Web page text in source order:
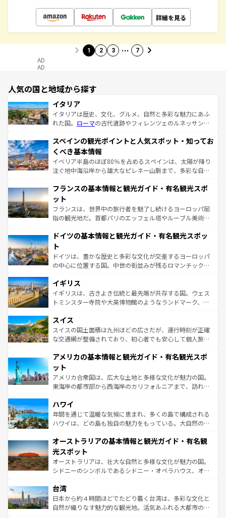
詳細を見る
1 2 3 … 7
AD
AD
人気の国と地域から探す
イタリア
イタリアは歴史、文化、グルメ、自然と多彩な魅力にあふ
れた国。 ローマの古代遺跡やフィレンツェのルネッサンス
ろん、トスカーナの美しい田園風景やアマルフィ海岸の絶
景など、自然景観も見逃せない。観光の合間には、本場の
ピザやパスタなど、絶品のイタリア料理を堪能することも
できる。朝目覚めてから夜眠るまで、すべての瞬間を楽し
なお、新着のイタリア情報はコンテンツ一覧を参照してほ
しい。
スペインの観光ポイントと人気スポット・知ってお
くべき基本情報
イベリア半島のほぼ80％を占めるスペインは、太陽が降り
注ぐ地中海沿岸から雄大なピレネー山脈まで、多彩な自然
文化が根付くこの国では、情熱的なフラメンコ、熱気あふ
れる闘牛、そして美味しいタパスが生活の一部となってい
る。首都マドリードの洗練された雰囲気や、バルセロナの
アートに溢れた街角から、地方では古代ローマ遺跡や中世
せる。地方によって風土や気候が異なるスペインはその個
ンテンツ一覧 を参照してほしい。
フランスの基本情報と観光ガイド・有名観光スポ
ット
フランスは、世界中の旅行者を魅了し続けるヨーロッパ屈
指の観光地だ。首都パリのエッフェル塔やルーブル美術館
で、幅広い魅力が詰まっている。華麗な宮殿、歴史的な大
聖堂、美しいビーチ、そして豊かな自然が、訪れる者を心
から魅了する。また、フランスは美食の国としても知ら
れ、フランス料理はユネスコ無形文化遺産にも登録されて
香り高いラベンダー畑など、多彩な楽しみ方が可能だ。さ
らに、パリ以外の地域にも魅力が溢れており、どの街角に
も豊かな歴史と文化が息づいている。パリ以外の個性あふ
を参照してほしい。
ドイツの基本情報と観光ガイド・有名観光スポッ
ト
ドイツは、豊かな歴史と多彩な文化が交差するヨーロッパ
の中心に位置する国。中世の街並みが残るロマンチック街
顔を持つこの国は、どこを歩いても飽きることがない。ベ
ルリンの文化的活気、バイエルン州のアルプスの絶景、そ
してライン川沿いのワイン畑といった風景は必見。ビール
は、お酒好きな人にはぜひ体験してほしい。 なお、新着の
ドイツ情報はコンテンツ一覧を参照してほしい。
イギリス
イギリスは、古きよき伝統と最先端が共存する国。ウェス
トミンスター寺院や大英博物館のようなランドマーク、歴
リアごとに異なる魅力がある。また、優雅なアフタヌーン
ティー、ビール好きにはたまらない英国パブ、サッカー観
戦など、本場だからこそできる体験も豊富。イギリスを旅
ンツ一覧を参照してほしい。
スイス
スイスの国土面積は九州ほどの広さだが、運行時刻が正確
な交通網が整備されており、初心者でも安心して個人旅行
の建物がそのまま残る町や、スイスならではのユニークな
博物館もあり、アルプス観光だけでなく町歩きも満喫する
ことができる。国民の所得が高いため物価も高いが、旅行
者向けの交通パス提供のサービスもあり、うまく活用すれ
着のスイス情報は
アメリカの基本情報と観光ガイド・有名観光スポ
ット
アメリカ合衆国は、広大な土地と多様な文化が魅力の国。
東海岸の都市部から西海岸のカリフォルニアまで、訪れる
のような巨大都市は、観光、ショッピング、エンターテイ
ンメントが詰まった刺激的なスポットだ。一方、アメリカ
西部には大自然が広がり、グランドキャニオンやイエロー
部のニューオーリンズでは、音楽と美食が融合した独特の
文化が魅力。旅行者はアメリカの各地域で異なる魅力を楽
しみながら、その多様性と豊かな歴史を感じることができ
るだろう。車でのロードトリップや列車の旅も、アメリカ
情報は
ハワイ
年間を通じて温暖な気候に恵まれ、多くの島で構成される
ハワイは、どの島も独自の魅力をもっている。大自然の神
ワイ島は見逃せない。また、定番の観光地といえばオアフ
島だが、静かな自然を求めるならマウイ島やカウアイ島が
おすすめ。エメラルドグリーンに輝く海をはじめ、豊かな
文化や歴史が息づいている。「アロハスピリット」と呼ば
人々、おいしいローカルフードやハワイアンミュージッ
ク、伝統的なフラダンスなど、すべてがハワイの魅力を彩
っている。訪れるたびに新しい発見と感動が待っているハ
オーストラリアの基本情報と観光ガイド・有名観
光スポット
オーストラリアは、壮大な自然と多様な文化が魅力の国。
シドニーのシンボルであるシドニー・オペラハウス、オー
リアリーフや大陸中央部にそびえるウルル（エアーズロッ
ク）、タスマニアの美しい原生林やケアンズの熱帯雨林な
ど、見どころがたくさん。また、カフェやワイン、オージ
台湾
日本から約４時間ほどでたどり着く台湾は、多彩な文化と
自然が織りなす魅力的な観光地。活気あふれる大都市の台